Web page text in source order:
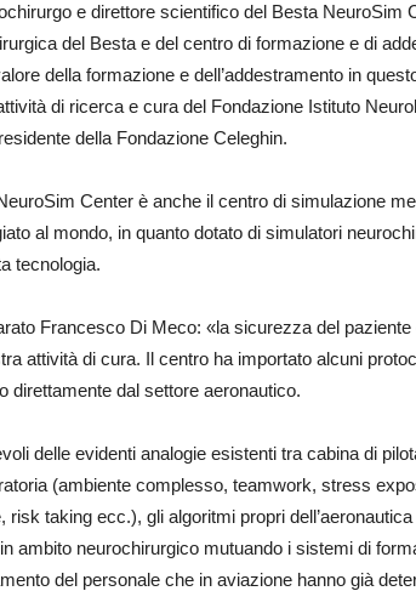
e direttore scientifico del Besta NeuroSim
del Besta e del centro di formazione e di
della formazione e dell’addestramento in
di ricerca e cura del Fondazione Istituto
della Fondazione Celeghin.
Center è anche il centro di simulazione
al mondo, in quanto dotato di simulatori
tecnologia.
Francesco Di Meco: «la sicurezza del paziente
attività di cura. Il centro ha importato alcuni
direttamente dal settore aeronautico.
delle evidenti analogie esistenti tra cabina di
(ambiente complesso, teamwork, stress
risk taking ecc.), gli algoritmi propri
ambito neurochirurgico mutuando i sistemi di
del personale che in aviazione hanno già